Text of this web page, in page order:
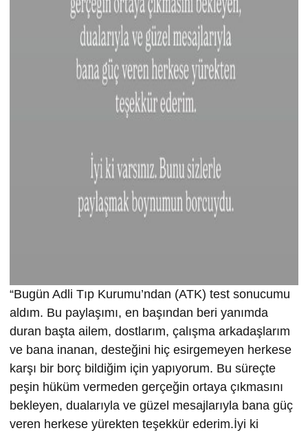
“Bugün Adli Tıp Kurumu’ndan (ATK) test sonucumu
aldım. Bu paylaşımı, en başından beri yanımda
duran başta ailem, dostlarım, çalışma arkadaşlarım
ve bana inanan, desteğini hiç esirgemeyen herkese
karşı bir borç bildiğim için yapıyorum. Bu süreçte
peşin hüküm vermeden gerçeğin ortaya çıkmasını
bekleyen, dualarıyla ve güzel mesajlarıyla bana güç
veren herkese yürekten teşekkür ederim.İyi ki